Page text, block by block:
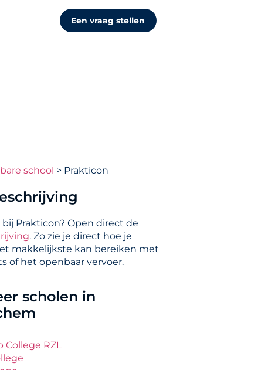
Een vraag stellen
school Prakticon
Prakticon? Open direct de
. Zo zie je direct hoe je
makkelijkste kan bereiken met
of het openbaar vervoer.
scholen in
College RZL